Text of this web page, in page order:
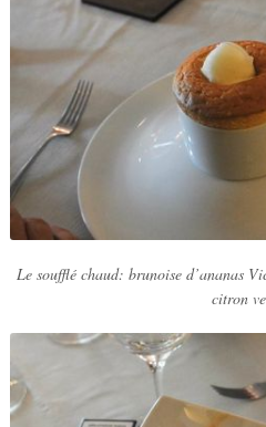
Le soufflé chaud: brunoise d’ananas
citron